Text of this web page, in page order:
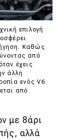
επιλογή
Καθώς
από
έχεις
άλλη
ενός V6
από
με 8άρι
αλλά